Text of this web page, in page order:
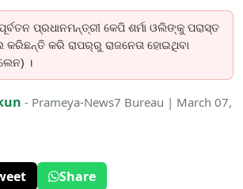
ପ୍ରଧାନମନ୍ତ୍ରୀ କେପି ଶର୍ମା ଓଲିଙ୍କୁ ପରାସ୍ତ
କରି ରାପର୍‌ରୁ ରାଜନେତା ହୋଇଥିବା
।
- Prameya-News7 Bureau | March 07,
Share